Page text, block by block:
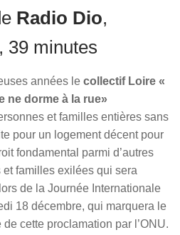
Radio Dio,
39 minutes
années le collectif Loire «
ne dorme à la rue»
et familles entières sans
pour un logement décent pour
fondamental parmi d’autres
et familles exilées qui sera
de la Journée Internationale
18 décembre, qui marquera le
cette proclamation par l’ONU.